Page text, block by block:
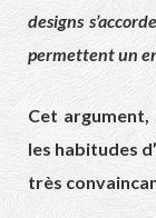
designs
permettent un
Cet argument,
les habitudes
très